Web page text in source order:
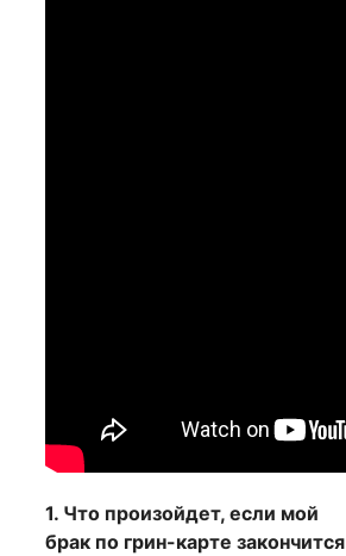
1. Что произойдет, если мой
брак по грин-карте закончится